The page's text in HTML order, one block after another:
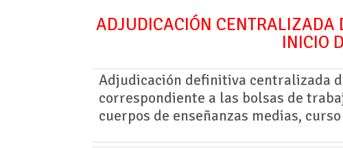
ADJUDICACIÓN
INICIO
Adjudicación definitiva centralizada
correspondiente a las bolsas de
cuerpos de enseñanzas medias,